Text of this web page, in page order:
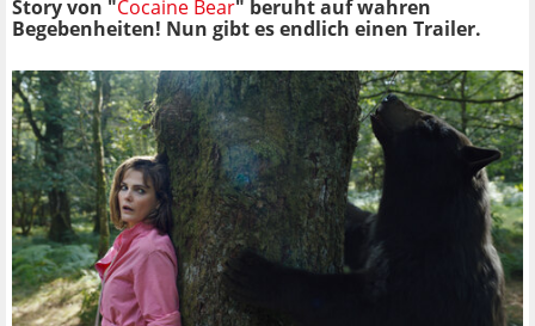
Story von "Cocaine Bear" beruht auf wahren
Begebenheiten! Nun gibt es endlich einen Trailer.